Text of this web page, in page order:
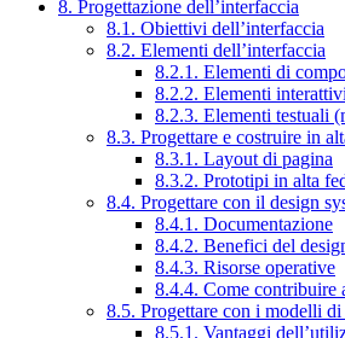
8. Progettazione dell’interfaccia
8.1. Obiettivi dell’interfaccia
8.2. Elementi dell’interfaccia
8.2.1. Elementi di
8.2.2. Elementi interattivi
8.2.3. Elementi testuali
8.3. Progettare e costruire in
8.3.1. Layout di pagina
8.3.2. Prototipi in alta
8.4. Progettare con il design
8.4.1. Documentazione
8.4.2. Benefici del
8.4.3. Risorse operative
8.4.4. Come contribuire
8.5. Progettare con i modelli
8.5.1. Vantaggi